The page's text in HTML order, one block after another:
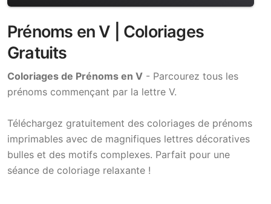
Prénoms en V | Coloriages
Gratuits
Coloriages de Prénoms en V - Parcourez tous les
prénoms commençant par la lettre V.
Téléchargez gratuitement des coloriages de prénoms
imprimables avec de magnifiques lettres décoratives
bulles et des motifs complexes. Parfait pour une
séance de coloriage relaxante !